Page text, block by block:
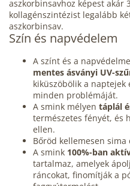
aszkorbinsavhoz képest akár
kollagénszintézist legalább
aszkorbinsav.
Szín és napvédelem
A színt és a
mentes ásványi UV-
kiküszöbölik a naptejek
minden problémáját.
A smink mélyen táplál
természetes fényét, és
ellen.
Bőröd kellemesen sima
A smink 100%-ban
tartalmaz, amelyek
ráncokat, finomítják a